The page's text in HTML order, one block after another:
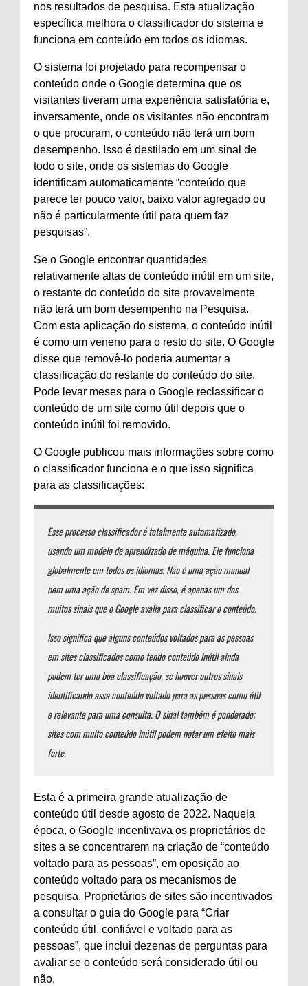
nos resultados de pesquisa. Esta atualização
específica melhora o classificador do sistema e
funciona em conteúdo em todos os idiomas.
O sistema foi projetado para recompensar o
conteúdo onde o Google determina que os
visitantes tiveram uma experiência satisfatória e,
inversamente, onde os visitantes não encontram
o que procuram, o conteúdo não terá um bom
desempenho. Isso é destilado em um sinal de
todo o site, onde os sistemas do Google
identificam automaticamente “conteúdo que
parece ter pouco valor, baixo valor agregado ou
não é particularmente útil para quem faz
pesquisas”.
Se o Google encontrar quantidades
relativamente altas de conteúdo inútil em um site,
o restante do conteúdo do site provavelmente
não terá um bom desempenho na Pesquisa.
Com esta aplicação do sistema, o conteúdo inútil
é como um veneno para o resto do site. O Google
disse que removê-lo poderia aumentar a
classificação do restante do conteúdo do site.
Pode levar meses para o Google reclassificar o
conteúdo de um site como útil depois que o
conteúdo inútil foi removido.
O Google publicou mais informações sobre como
o classificador funciona e o que isso significa
para as classificações:
Esse processo classificador é totalmente automatizado,
usando um modelo de aprendizado de máquina. Ele funciona
globalmente em todos os idiomas. Não é uma ação manual
nem uma ação de spam. Em vez disso, é apenas um dos
muitos sinais que o Google avalia para classificar o conteúdo.
Isso significa que alguns conteúdos voltados para as pessoas
em sites classificados como tendo conteúdo inútil ainda
podem ter uma boa classificação, se houver outros sinais
identificando esse conteúdo voltado para as pessoas como útil
e relevante para uma consulta. O sinal também é ponderado;
sites com muito conteúdo inútil podem notar um efeito mais
forte.
Esta é a primeira grande atualização de
conteúdo útil desde agosto de 2022. Naquela
época, o Google incentivava os proprietários de
sites a se concentrarem na criação de “conteúdo
voltado para as pessoas”, em oposição ao
conteúdo voltado para os mecanismos de
pesquisa. Proprietários de sites são incentivados
a consultar o guia do Google para “Criar
conteúdo útil, confiável e voltado para as
pessoas”, que inclui dezenas de perguntas para
avaliar se o conteúdo será considerado útil ou
não.